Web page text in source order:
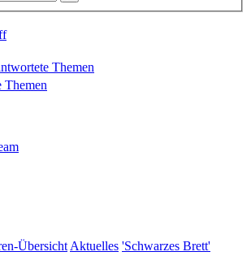
Themen
Themen
ÜbersichtAktuelles 'Schwarzes Brett'